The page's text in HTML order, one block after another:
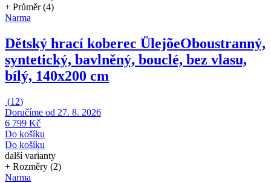
+ Průměr (4)
Narma
Dětský hrací koberec ÜlejõeOboustranný,
syntetický, bavlněný, bouclé, bez vlasu,
bílý, 140x200 cm
(12)
Doručíme od 27. 8. 2026
6 799 Kč
Do košíku
Do košíku
další varianty
+ Rozměry (2)
Narma